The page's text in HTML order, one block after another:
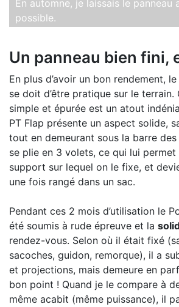
En automne, je laissais le panneau
possible.
Un panneau bien fini,
En plus d’avoir un bon rendement,
se doit d’être pratique sur le terrain.
simple et épurée est un atout
PT Flap présente un aspect solide,
tout en demeurant sous la barre
se plie en 3 volets, ce qui lui permet
support sur lequel on le fixe, et
une fois rangé dans un sac.
Pendant ces 2 mois d’utilisation le
été soumis à rude épreuve et la
rendez-vous. Selon où il était fixé
sacoches, guidon, remorque), il a
et projections, mais demeure en
bon point ! Quand je le compare à
même acabit (même puissance), il